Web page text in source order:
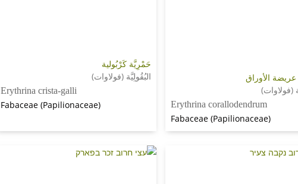
الأوراق
(فولاوات)
Erythrina corallodendrum
Fabaceae (Papilionaceae)
حَمْرِيَّة كَرْبُولية
البُقُولِيَّة (فولاوات)
Erythrina crista-galli
Fabaceae (Papilionaceae)